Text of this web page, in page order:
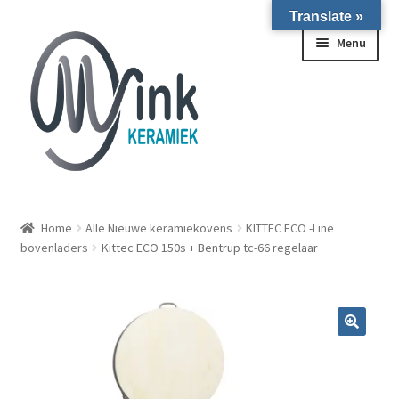
Ga door naar navigatie
Ga naar de inhoud
Menu
WIERINGERWERF
Home Alle Nieuwe keramiekovens
KITTEC ECO -Line
bovenladers
Kittec ECO 150s + Bentrup tc-66 regelaar
Translate »